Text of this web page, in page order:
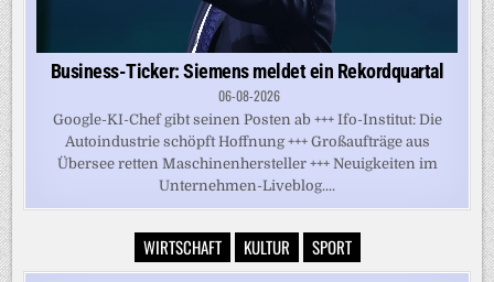
Business-Ticker: Siemens meldet ein Rekordquartal
06-08-2026
Google-KI-Chef gibt seinen Posten ab +++ Ifo-Institut: Die
Autoindustrie schöpft Hoffnung +++ Großaufträge aus
Übersee retten Maschinenhersteller +++ Neuigkeiten im
Unternehmen-Liveblog....
WIRTSCHAFT KULTUR SPORT